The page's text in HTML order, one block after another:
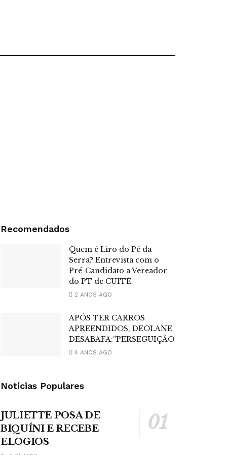
Recomendados
Quem é Liro do Pé da
Serra? Entrevista com o
Pré-Candidato a Vereador
do PT de CUITÉ
2 ANOS AGO
APÓS TER CARROS
APREENDIDOS, DEOLANE
DESABAFA:”PERSEGUIÇÃO”
4 ANOS AGO
Notícias Populares
JULIETTE POSA DE
BIQUÍNI E RECEBE
ELOGIOS